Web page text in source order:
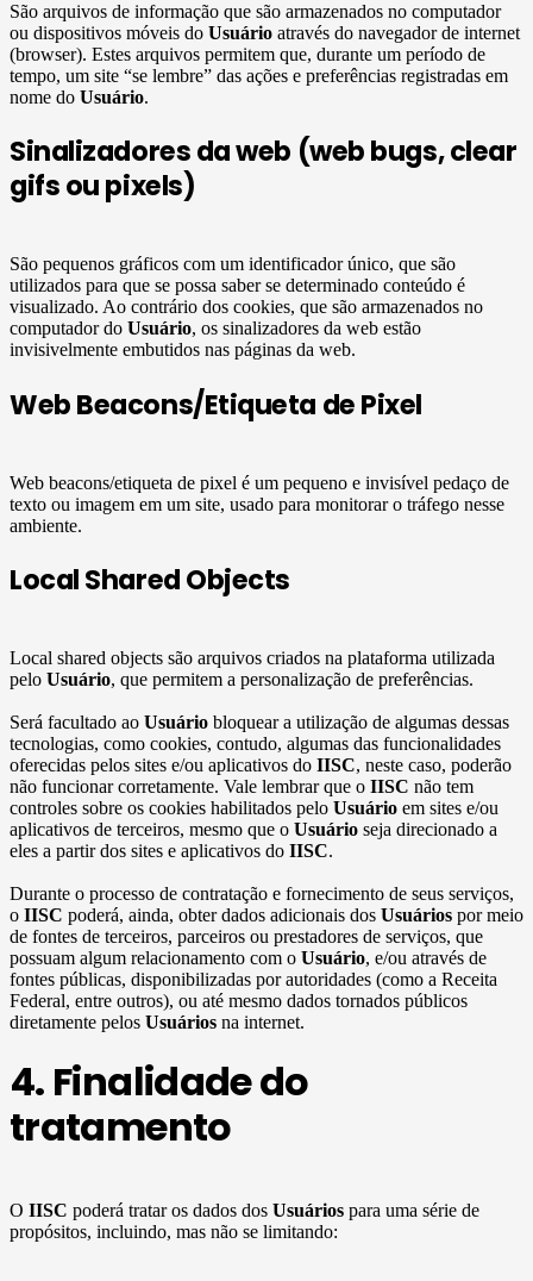
São arquivos de informação que são armazenados no computador
ou dispositivos móveis do Usuário através do navegador de internet
(browser). Estes arquivos permitem que, durante um período de
tempo, um site “se lembre” das ações e preferências registradas em
nome do Usuário.
Sinalizadores da web (web bugs, clear
gifs ou pixels)
São pequenos gráficos com um identificador único, que são
utilizados para que se possa saber se determinado conteúdo é
visualizado. Ao contrário dos cookies, que são armazenados no
computador do Usuário, os sinalizadores da web estão
invisivelmente embutidos nas páginas da web.
Web Beacons/Etiqueta de Pixel
Web beacons/etiqueta de pixel é um pequeno e invisível pedaço de
texto ou imagem em um site, usado para monitorar o tráfego nesse
ambiente.
Local Shared Objects
Local shared objects são arquivos criados na plataforma utilizada
pelo Usuário, que permitem a personalização de preferências.
Será facultado ao Usuário bloquear a utilização de algumas dessas
tecnologias, como cookies, contudo, algumas das funcionalidades
oferecidas pelos sites e/ou aplicativos do IISC, neste caso, poderão
não funcionar corretamente. Vale lembrar que o IISC não tem
controles sobre os cookies habilitados pelo Usuário em sites e/ou
aplicativos de terceiros, mesmo que o Usuário seja direcionado a
eles a partir dos sites e aplicativos do IISC.
Durante o processo de contratação e fornecimento de seus serviços,
o IISC poderá, ainda, obter dados adicionais dos Usuários por meio
de fontes de terceiros, parceiros ou prestadores de serviços, que
possuam algum relacionamento com o Usuário, e/ou através de
fontes públicas, disponibilizadas por autoridades (como a Receita
Federal, entre outros), ou até mesmo dados tornados públicos
diretamente pelos Usuários na internet.
4. Finalidade do
tratamento
O IISC poderá tratar os dados dos Usuários para uma série de
propósitos, incluindo, mas não se limitando: